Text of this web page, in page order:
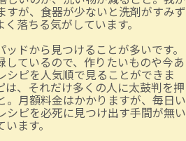
すが、食器が少ないと洗剤がすみず
落ちる気がしています。
ドから見つけることが多いです。
しているので、作りたいものや今あ
シピを人気順で見ることができま
は、それだけ多くの人に太鼓判を押
。月額料金はかかりますが、毎日い
シピを必死に見つけ出す手間が無い
ます。